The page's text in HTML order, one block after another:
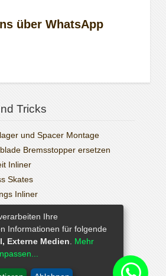
über WhatsApp
Tricks
und Spacer Montage
Bremsstopper ersetzen
Inliner
Skates
Inliner
Ihre
Informationen für folgende
Externe Medien
Mehr